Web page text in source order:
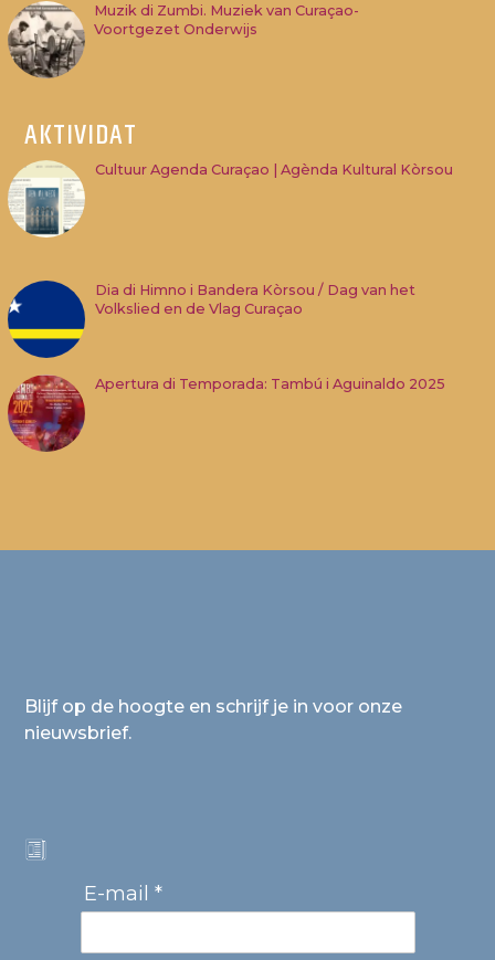
Muzik di Zumbi. Muziek van Curaçao-
Voortgezet Onderwijs
AKTIVIDAT
Cultuur Agenda Curaçao | Agènda Kultural Kòrsou
Dia di Himno i Bandera Kòrsou / Dag van het
Volkslied en de Vlag Curaçao
Apertura di Temporada: Tambú i Aguinaldo 2025
Blijf op de hoogte en schrijf je in voor onze
nieuwsbrief.
E-mail *